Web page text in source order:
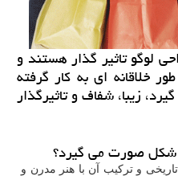
لوگو تاثیر گذار هستند و
خلاقانه ای به كار گرفته
زیبا، شفاف و تاثیرگذار
شکل صورت می گیرد؟
تاریخی و ترکیب آن با هنر مدرن و